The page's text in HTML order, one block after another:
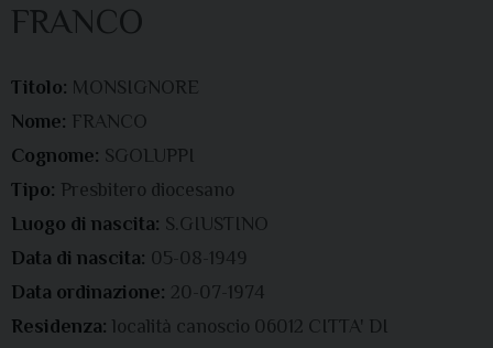
FRANCO
Titolo: MONSIGNORE
Nome: FRANCO
Cognome: SGOLUPPI
Tipo: Presbitero diocesano
Luogo di nascita: S.GIUSTINO
Data di nascita: 05-08-1949
Data ordinazione: 20-07-1974
Residenza: località canoscio 06012 CITTA' DI